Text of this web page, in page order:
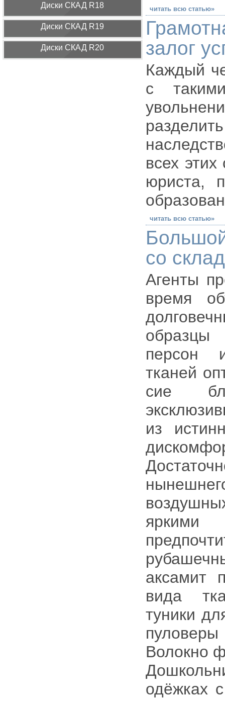
Диcки СКАД R18
Диcки СКАД R19
Диcки СКАД R20
читать всю статью»
залог
Каждый
с
всех этих
юриста,
читать всю статью»
со
Агенты
время
образцы
персон
тканей
сие
из
аксамит
вида
туники
Волокно
одёжках